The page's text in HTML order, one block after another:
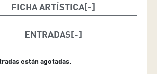
FICHA ARTÍSTICA
ENTRADAS
están agotadas.